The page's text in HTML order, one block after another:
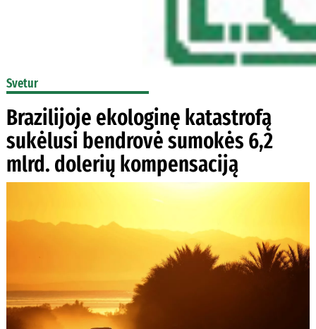
Svetur
Brazilijoje ekologinę katastrofą
sukėlusi bendrovė sumokės 6,2
mlrd. dolerių kompensaciją